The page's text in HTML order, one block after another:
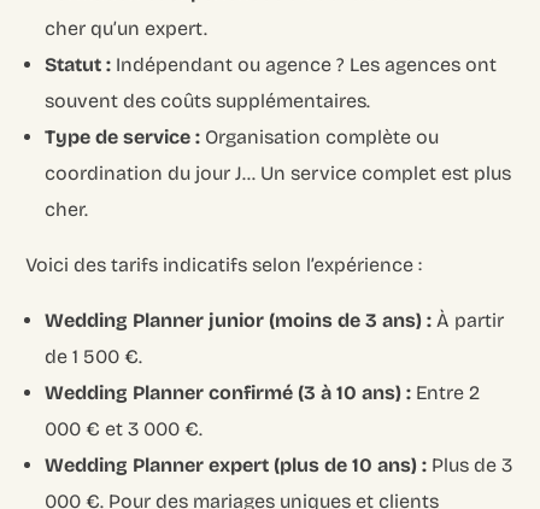
cher qu’un expert.
Statut : Indépendant ou agence ? Les agences ont
souvent des coûts supplémentaires.
Type de service : Organisation complète ou
coordination du jour J… Un service complet est plus
cher.
Voici des tarifs indicatifs selon l’expérience :
Wedding Planner junior (moins de 3 ans) : À partir
de 1 500 €.
Wedding Planner confirmé (3 à 10 ans) : Entre 2
000 € et 3 000 €.
Wedding Planner expert (plus de 10 ans) : Plus de 3
000 €. Pour des mariages uniques et clients